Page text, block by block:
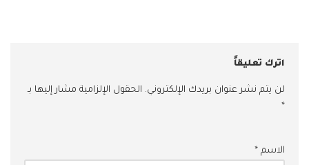
اترك تعليقاً
لن يتم نشر عنوان بريدك الإلكتروني. الحقول الإلزامية مشار إليها بـ
*
الاسم *